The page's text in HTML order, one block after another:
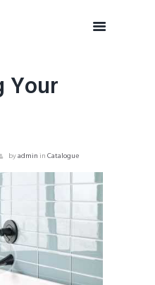
Your
byadmin inCatalogue